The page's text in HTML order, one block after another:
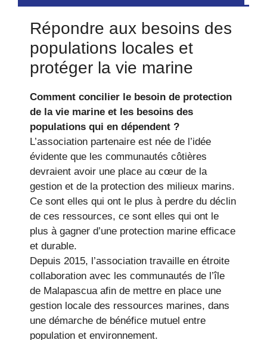
Répondre aux besoins des
populations locales et
protéger la vie marine
Comment concilier le besoin de protection
de la vie marine et les besoins des
populations qui en dépendent ?
L’association partenaire est née de l’idée
évidente que les communautés côtières
devraient avoir une place au cœur de la
gestion et de la protection des milieux marins.
Ce sont elles qui ont le plus à perdre du déclin
de ces ressources, ce sont elles qui ont le
plus à gagner d’une protection marine efficace
et durable.
Depuis 2015, l’association travaille en étroite
collaboration avec les communautés de l’île
de Malapascua afin de mettre en place une
gestion locale des ressources marines, dans
une démarche de bénéfice mutuel entre
population et environnement.